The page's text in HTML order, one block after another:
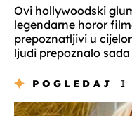
Ovi hollywoodski
legendarne horor
prepoznatljivi u
ljudi prepoznalo
POGLEDAJ I